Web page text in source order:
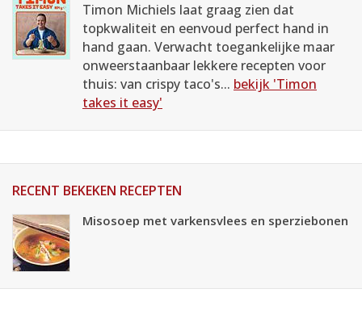
Timon Michiels laat graag zien dat
topkwaliteit en eenvoud perfect hand in
hand gaan. Verwacht toegankelijke maar
onweerstaanbaar lekkere recepten voor
thuis: van crispy taco's... bekijk 'Timon
takes it easy'
RECENT BEKEKEN RECEPTEN
Misosoep met varkensvlees en sperziebonen